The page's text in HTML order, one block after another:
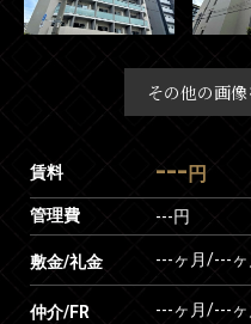
その他の画像
賃料 --- 円
管理費 ---円
敷金/礼金 ---ヶ月/---ヶ
仲介/FR ---ヶ月/---ヶ